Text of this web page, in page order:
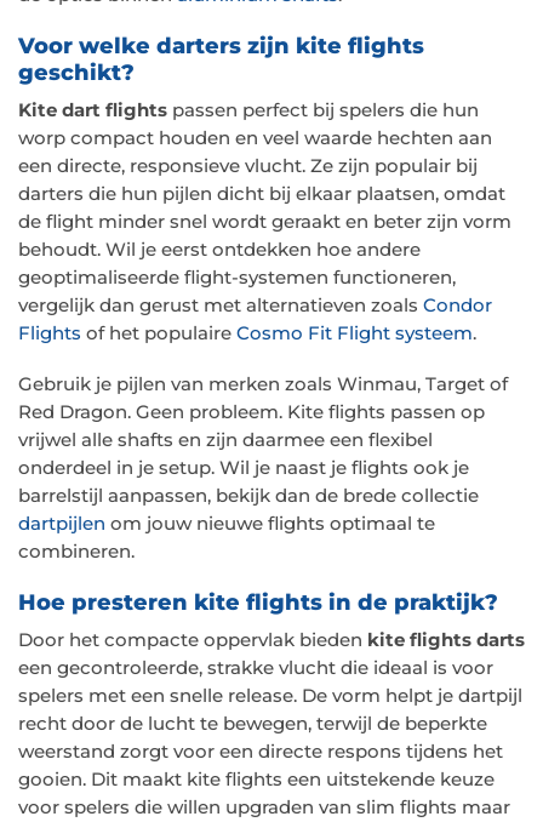
Voor welke darters zijn kite flights
geschikt?
Kite dart flights passen perfect bij spelers die hun
worp compact houden en veel waarde hechten aan
een directe, responsieve vlucht. Ze zijn populair bij
darters die hun pijlen dicht bij elkaar plaatsen, omdat
de flight minder snel wordt geraakt en beter zijn vorm
behoudt. Wil je eerst ontdekken hoe andere
geoptimaliseerde flight-systemen functioneren,
vergelijk dan gerust met alternatieven zoals Condor
Flights of het populaire Cosmo Fit Flight systeem.
Gebruik je pijlen van merken zoals Winmau, Target of
Red Dragon. Geen probleem. Kite flights passen op
vrijwel alle shafts en zijn daarmee een flexibel
onderdeel in je setup. Wil je naast je flights ook je
barrelstijl aanpassen, bekijk dan de brede collectie
dartpijlen om jouw nieuwe flights optimaal te
combineren.
Hoe presteren kite flights in de praktijk?
Door het compacte oppervlak bieden kite flights darts
een gecontroleerde, strakke vlucht die ideaal is voor
spelers met een snelle release. De vorm helpt je dartpijl
recht door de lucht te bewegen, terwijl de beperkte
weerstand zorgt voor een directe respons tijdens het
gooien. Dit maakt kite flights een uitstekende keuze
voor spelers die willen upgraden van slim flights maar